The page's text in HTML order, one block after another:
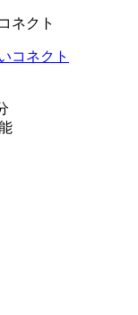
ネクト